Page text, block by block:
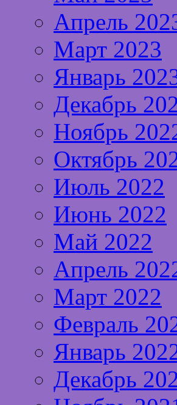
Апрель
Март 2023
Январь
Декабрь
Ноябрь
Октябрь
Июль 2022
Июнь 2022
Май 2022
Апрель
Март 2022
Февраль
Январь
Декабрь